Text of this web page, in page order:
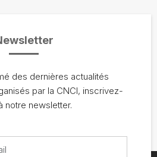
des dernières actualités
par la CNCI, inscrivez-
notre newsletter.